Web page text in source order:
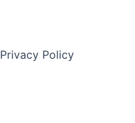
Privacy Policy